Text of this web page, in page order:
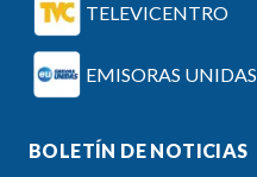
TELEVICENTRO
EMISORAS UNIDAS
BOLETÍN DE NOTICIAS